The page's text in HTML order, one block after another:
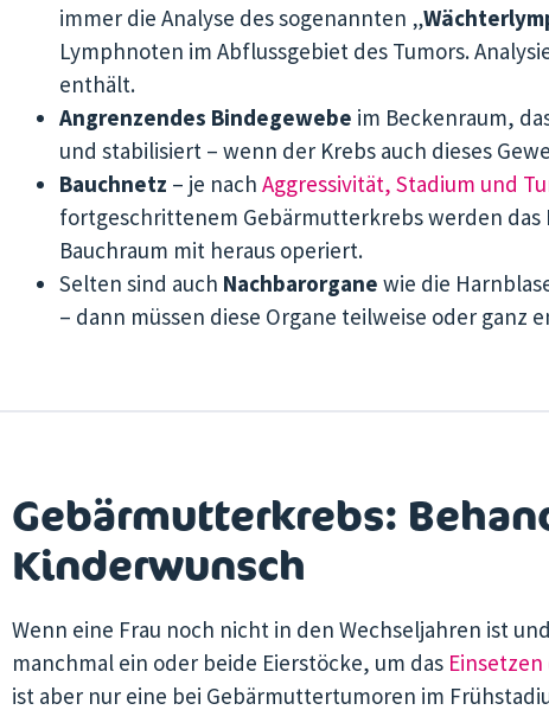
immer die Analyse des sogenannten „
Lymphnoten im Abflussgebiet des Tumors.
enthält.
Angrenzendes Bindegewebe im Beckenraum,
und stabilisiert – wenn der Krebs auch dieses
Bauchnetz – je nach Aggressivität, Stadium und
fortgeschrittenem Gebärmutterkrebs werden das
Bauchraum mit heraus operiert.
Selten sind auch Nachbarorgane wie die
– dann müssen diese Organe teilweise oder ganz
Gebärmutterkrebs:
Kinderwunsch
Wenn eine Frau noch nicht in den Wechseljahren ist
manchmal ein oder beide Eierstöcke, um das
ist aber nur eine bei Gebärmuttertumoren im